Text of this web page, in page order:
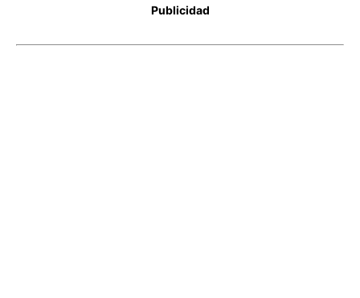
Publicidad